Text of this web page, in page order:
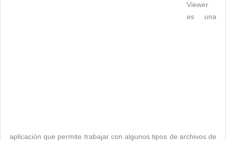
Viewer
es una
aplicación que permite trabajar con algunos tipos de archivos de